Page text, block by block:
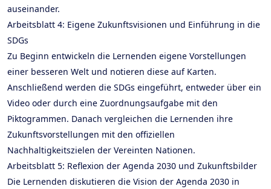
auseinander.
Arbeitsblatt 4: Eigene Zukunftsvisionen und Einführung in die
SDGs
Zu Beginn entwickeln die Lernenden eigene Vorstellungen
einer besseren Welt und notieren diese auf Karten.
Anschließend werden die SDGs eingeführt, entweder über ein
Video oder durch eine Zuordnungsaufgabe mit den
Piktogrammen. Danach vergleichen die Lernenden ihre
Zukunftsvorstellungen mit den offiziellen
Nachhaltigkeitszielen der Vereinten Nationen.
Arbeitsblatt 5: Reflexion der Agenda 2030 und Zukunftsbilder
Die Lernenden diskutieren die Vision der Agenda 2030 in